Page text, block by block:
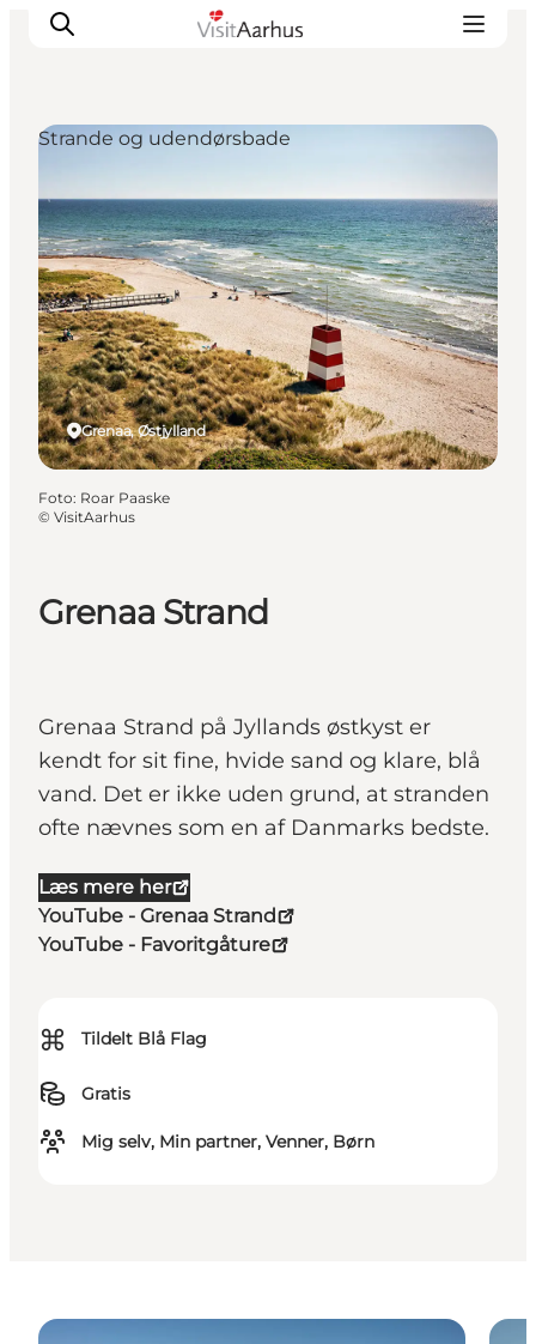
Oplevelser
Kalender
Byer og steder
Planlæg ferien
Transport
Grenaa Strand
Grenaa Strand på Jyllands østkyst er
kendt for sit fine, hvide sand og klare, blå
vand. Det er ikke uden grund, at stranden
ofte nævnes som en af Danmarks bedste.
Læs mere her
YouTube - Grenaa Strand
YouTube - Favoritgåture
⌘ Tildelt Blå Flag
Gratis
Mig selv, Min partner, Venner, Børn
Grenaa, Østjylland
Strande og udendørsbade
Foto: Roar Paaske
© VisitAarhus